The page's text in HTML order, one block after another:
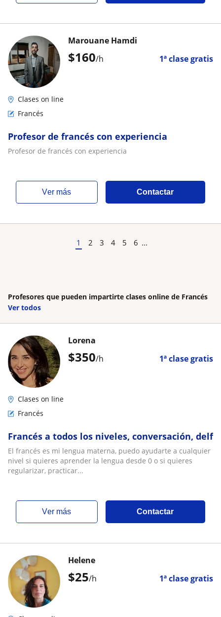
$160/h 1ª clase gratis
Marouane Hamdi
Clases on line
Francés
Profesor de francés con experiencia
Profesor de francés con experiencia
ver más Contactar
1 2 3 4 5 6 ...
Profesores que pueden impartirte clases online de Francés
Ver todos
$350/h 1ª clase gratis
Lorena
Clases on line
Francés
Francés a todos los niveles, conversación, delf
El francés es mi lengua materna, puedo ayudarte a cualquier
nivel si quieres aprender la lengua desde 0 o si quieres
regularizar, practicar...
ver más Contactar
$25/h 1ª clase gratis
Helene